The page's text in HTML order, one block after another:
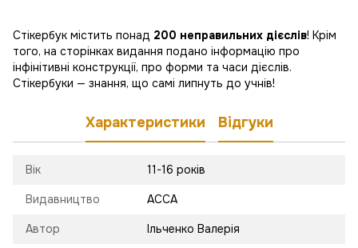
Стікербук містить понад 200 неправильних дієслів! Крім
того, на сторінках видання подано інформацію про
інфінітивні конструкції, про форми та часи дієслів.
Стікербуки — знання, що самі липнуть до учнів!
Характеристики Відгуки
Вік 11-16 років
Видавництво АССА
Автор Ільченко Валерія